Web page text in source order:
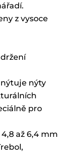
z vysoce
nýty
pro
až 6,4 mm